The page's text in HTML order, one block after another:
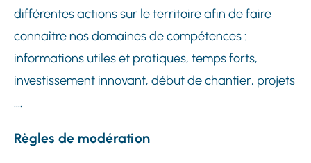
différentes actions sur le territoire afin de faire
connaître nos domaines de compétences :
informations utiles et pratiques, temps forts,
investissement innovant, début de chantier, projets
….
Règles de modération